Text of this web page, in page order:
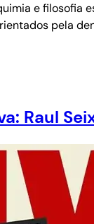
e filosofia
pela
Raul